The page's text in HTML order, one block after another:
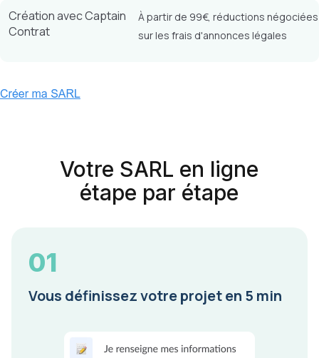
Création avec Captain
Contrat
À partir de 99€, réductions négociées
sur les frais d'annonces légales
Votre SARL en ligne
étape par étape
01
Vous définissez votre projet en 5 min